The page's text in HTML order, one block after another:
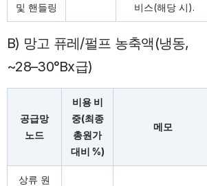
및 핸들링
비스(해당 시).
B) 망고 퓨레/펄프 농축액(냉동,
~28–30°Bx급)
공급망
노드
비용 비
중(최종
총원가
대비 %)
메모
상류 원